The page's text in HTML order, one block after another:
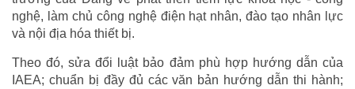
nghệ, làm chủ công nghệ điện hạt nhân, đào tạo nhân lực
và nội địa hóa thiết bị.
Theo đó, sửa đổi luật bảo đảm phù hợp hướng dẫn của
IAEA; chuẩn bị đầy đủ các văn bản hướng dẫn thi hành;